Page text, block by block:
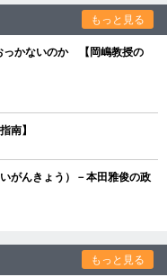
もっと見る
っかないのか 【岡嶋教授の
南】
がんきょう）－本田雅俊の政
もっと見る